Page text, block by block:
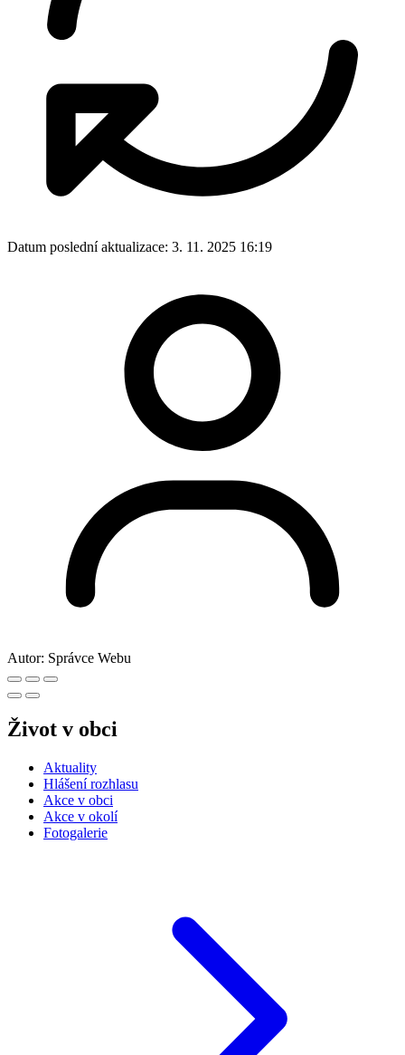
Datum poslední aktualizace: 3. 11. 2025 16:19
Autor: Správce Webu
Život v obci
Aktuality
Hlášení rozhlasu
Akce v obci
Akce v okolí
Fotogalerie